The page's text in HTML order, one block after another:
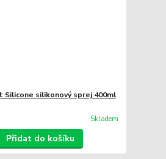
Silicone silikonový sprej 400ml
Skladem
Přidat do košíku